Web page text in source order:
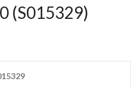
(S015329)